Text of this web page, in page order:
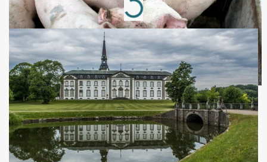
Loading...